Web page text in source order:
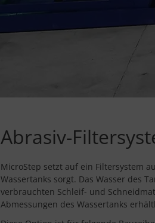
Abrasiv-
MicroStep setzt auf ein Filtersystem
Wassertanks sorgt. Das Wasser des
verbrauchten Schleif- und
Abmessungen des Wassertanks